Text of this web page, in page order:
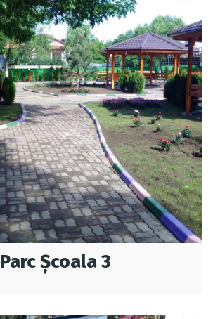
Parc Şcoala 3